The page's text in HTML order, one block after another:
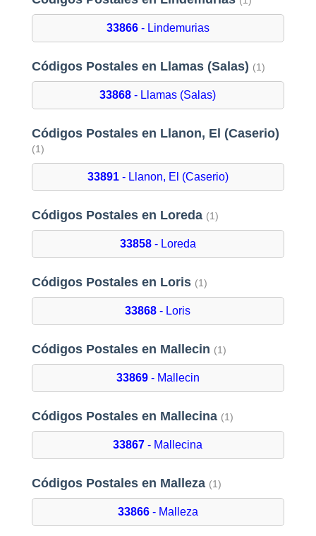
33866- Lindemurias
Códigos Postales en Llamas (Salas) (1)
33868 - Llamas (Salas)
Códigos Postales en Llanon, El (Caserio)
(1)
33891- Llanon, El (Caserio)
Códigos Postales en Loreda (1)
33858- Loreda
Códigos Postales en Loris (1)
33868 - Loris
Códigos Postales en Mallecin (1)
33869- Mallecin
Códigos Postales en Mallecina (1)
33867 - Mallecina
Códigos Postales en Malleza (1)
33866- Malleza